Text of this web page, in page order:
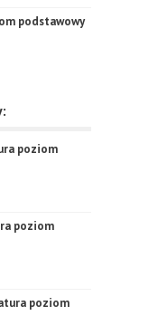
podstawowy
poziom
poziom
poziom